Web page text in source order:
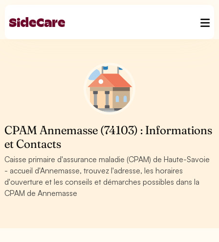
CPAM Annemasse (74103) : Informations
et Contacts
Caisse primaire d'assurance maladie (CPAM) de Haute-Savoie
- accueil d'Annemasse, trouvez l'adresse, les horaires
d'ouverture et les conseils et démarches possibles dans la
CPAM de Annemasse